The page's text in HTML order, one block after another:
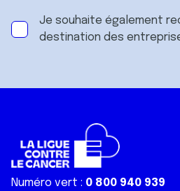
Je souhaite également
destination des
Numéro vert : 0 800 940 939